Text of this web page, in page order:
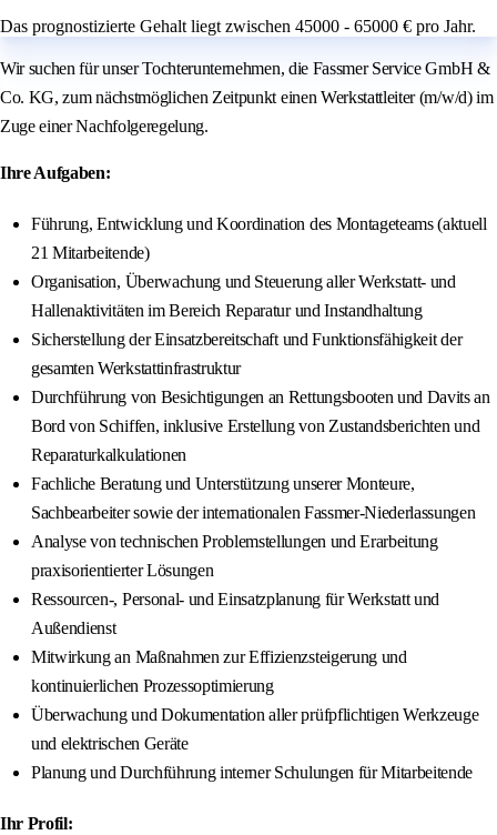
Das prognostizierte Gehalt liegt zwischen 45000 - 65000 € pro Jahr.
Wir suchen für unser Tochterunternehmen, die Fassmer Service GmbH &
Co. KG, zum nächstmöglichen Zeitpunkt einen Werkstattleiter (m/w/d) im
Zuge einer Nachfolgeregelung.
Ihre Aufgaben:
Führung, Entwicklung und Koordination des Montageteams (aktuell
21 Mitarbeitende)
Organisation, Überwachung und Steuerung aller Werkstatt‑ und
Hallenaktivitäten im Bereich Reparatur und Instandhaltung
Sicherstellung der Einsatzbereitschaft und Funktionsfähigkeit der
gesamten Werkstattinfrastruktur
Durchführung von Besichtigungen an Rettungsbooten und Davits an
Bord von Schiffen, inklusive Erstellung von Zustandsberichten und
Reparaturkalkulationen
Fachliche Beratung und Unterstützung unserer Monteure,
Sachbearbeiter sowie der internationalen Fassmer‑Niederlassungen
Analyse von technischen Problemstellungen und Erarbeitung
praxisorientierter Lösungen
Ressourcen‑, Personal‑ und Einsatzplanung für Werkstatt und
Außendienst
Mitwirkung an Maßnahmen zur Effizienzsteigerung und
kontinuierlichen Prozessoptimierung
Überwachung und Dokumentation aller prüfpflichtigen Werkzeuge
und elektrischen Geräte
Planung und Durchführung interner Schulungen für Mitarbeitende
Ihr Profil: